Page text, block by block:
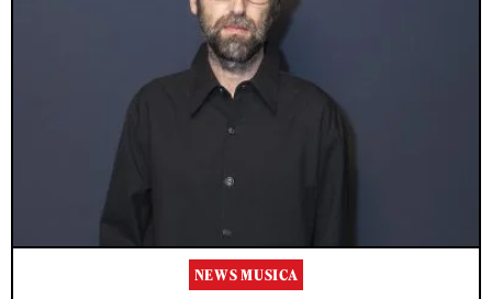
NEWS MUSICA